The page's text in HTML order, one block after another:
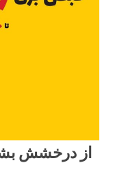
از درخشش